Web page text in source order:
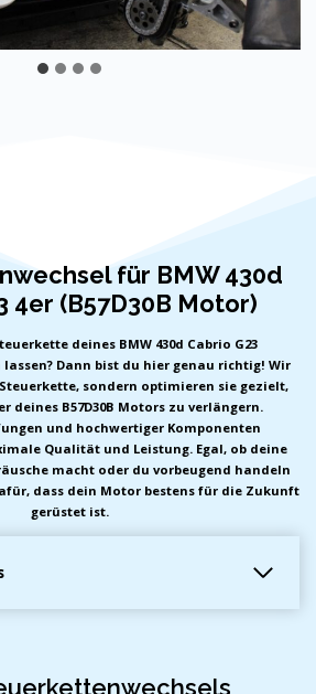
für BMW 430d
4er (B57D30B Motor)
deines BMW 430d Cabrio G23
Dann bist du hier genau richtig! Wir
sondern optimieren sie gezielt,
deines B57D30B Motors zu verlängern.
und hochwertiger Komponenten
Qualität und Leistung. Egal, ob deine
macht oder du vorbeugend handeln
dass dein Motor bestens für die Zukunft
gerüstet ist.